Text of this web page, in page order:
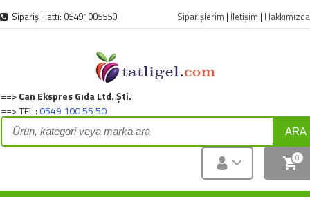
Sipariş Hattı: 05491005550 Siparişlerim | İletişim | Hakkımızda
Can Ekspres Gıda Ltd. Şti.
TEL :0549 100 55 50
ARA
0